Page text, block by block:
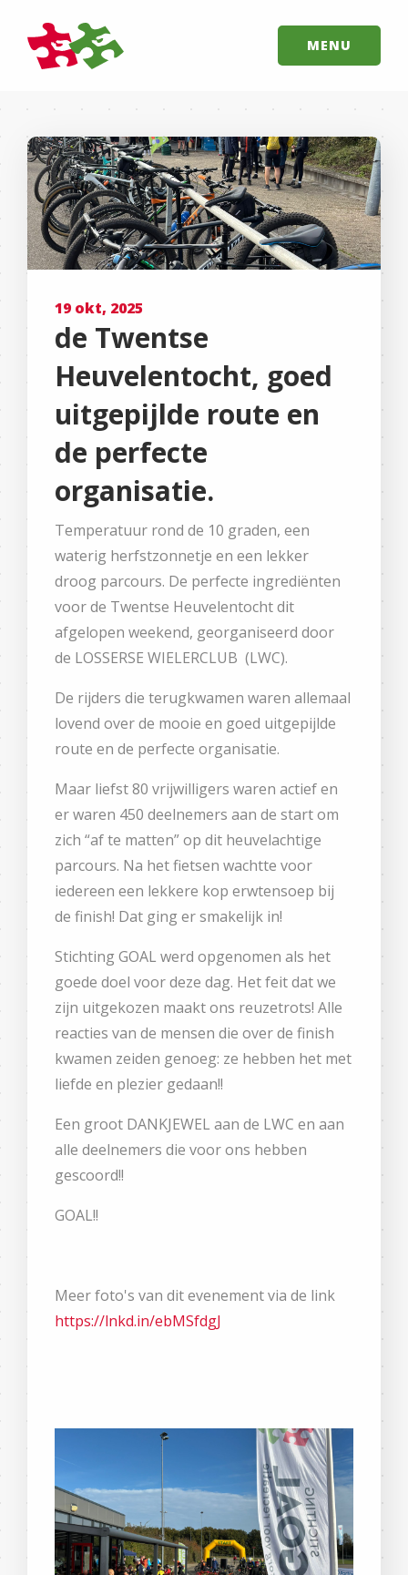
MENU
19 okt, 2025
de Twentse
Heuvelentocht, goed
uitgepijlde route en
de perfecte
organisatie.
Temperatuur rond de 10 graden, een
waterig herfstzonnetje en een lekker
droog parcours. De perfecte ingrediënten
voor de Twentse Heuvelentocht dit
afgelopen weekend, georganiseerd door
de LOSSERSE WIELERCLUB (LWC).
De rijders die terugkwamen waren allemaal
lovend over de mooie en goed uitgepijlde
route en de perfecte organisatie.
Maar liefst 80 vrijwilligers waren actief en
er waren 450 deelnemers aan de start om
zich “af te matten” op dit heuvelachtige
parcours. Na het fietsen wachtte voor
iedereen een lekkere kop erwtensoep bij
de finish! Dat ging er smakelijk in!
Stichting GOAL werd opgenomen als het
goede doel voor deze dag. Het feit dat we
zijn uitgekozen maakt ons reuzetrots! Alle
reacties van de mensen die over de finish
kwamen zeiden genoeg: ze hebben het met
liefde en plezier gedaan!!
Een groot DANKJEWEL aan de LWC en aan
alle deelnemers die voor ons hebben
gescoord!!
GOAL!!
Meer foto's van dit evenement via de link
https://lnkd.in/ebMSfdgJ